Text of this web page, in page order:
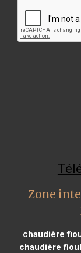
Zone
chaudière
chaudière